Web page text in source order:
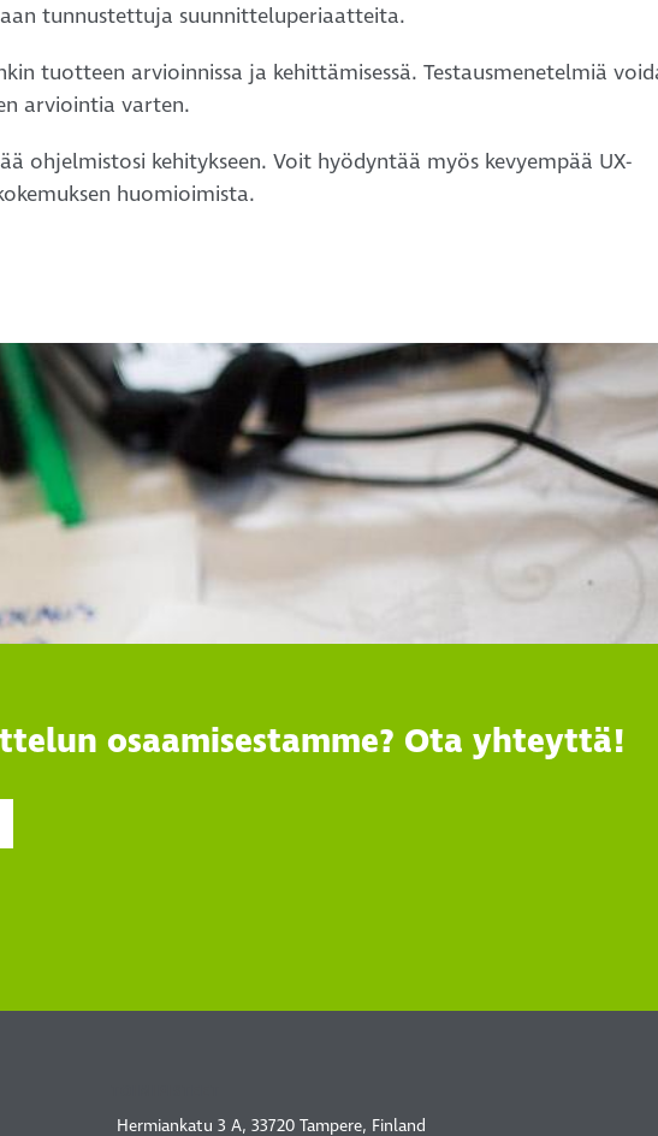
tunnustettuja suunnitteluperiaatteita.
tuotteen arvioinnissa ja kehittämisessä. Testausmenetelmiä
arviointia varten.
kehitykseen. Voit hyödyntää myös kevyempää UX-
huomioimista.
osaamisestamme? Ota yhteyttä!
Hermiankatu 3 A, 33720 Tampere, Finland